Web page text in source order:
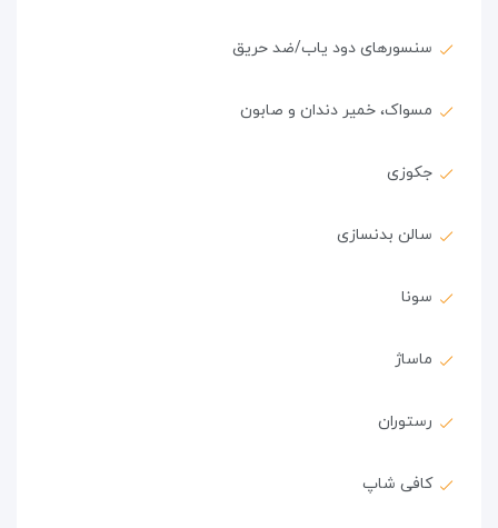
سنسورهای دود یاب/ضد حریق
مسواک، خمیر دندان و صابون
جکوزی
سالن بدنسازی
سونا
ماساژ
رستوران
کافی شاپ